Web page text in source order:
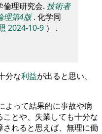
倫理研究会. 技術者
理第4版. 化学同
2024-10-9 ） .
分な利益が出ると思い、
よって結果的に事故や病
とや、失業しても十分な
れると思えば、無理に働